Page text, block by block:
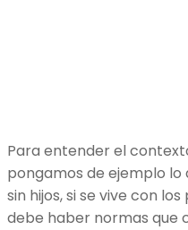
Para entender el
pongamos de ejemplo lo
sin hijos, si se vive con
debe haber normas que